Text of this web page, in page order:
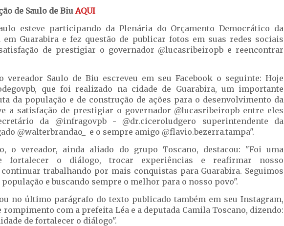
de Saulo de BiuAQUI
esteve participando da Plenária do Orçamento Democrático da
em Guarabira e fez questão de publicar fotos em suas redes sociais
de prestigiar o governador @lucasribeiropb e reencontrar
vereador Saulo de Biu escreveu em seu Facebook o seguinte: Hoje
que foi realizado na cidade de Guarabira, um importante
da população e de construção de ações para o desenvolvimento da
a satisfação de prestigiar o governador @lucasribeiropb entre eles
da @infragovpb - @dr.ciceroludgero superintendente da
@walterbrandao_ e o sempre amigo @flavio.bezerra.tampa".
o vereador, ainda aliado do grupo Toscano, destacou: "Foi uma
fortalecer o diálogo, trocar experiências e reafirmar nosso
trabalhando por mais conquistas para Guarabira. Seguimos
e buscando sempre o melhor para o nosso povo".
no último parágrafo do texto publicado também em seu Instagram,
rompimento com a prefeita Léa e a deputada Camila Toscano, dizendo:
de fortalecer o diálogo".